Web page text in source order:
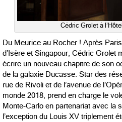
Cédric Grolet à
Du Meurice au Rocher ! Après
d’Isère et Singapour, Cédric Grolet
écrire un nouveau chapitre de son
de la galaxie Ducasse. Star des
rue de Rivoli et de l’avenue de
monde 2018, prend en charge le
Monte-Carlo en partenariat avec la
l’exception du Louis XV triplement